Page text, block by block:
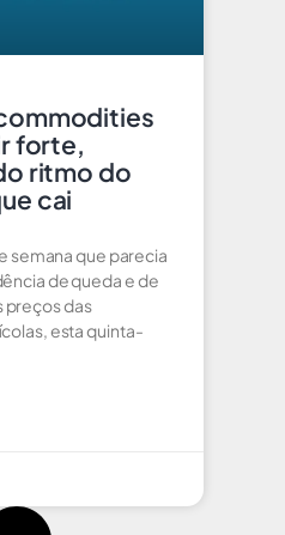
forte,
ritmo do
cai
semana que parecia
de queda e de
preços das
esta quinta-